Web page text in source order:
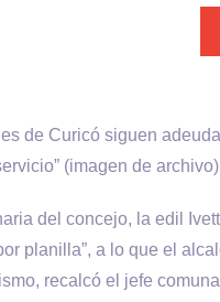
de Curicó siguen
(imagen de
del concejo, la edil
planilla”, a lo que el
recalcó el jefe